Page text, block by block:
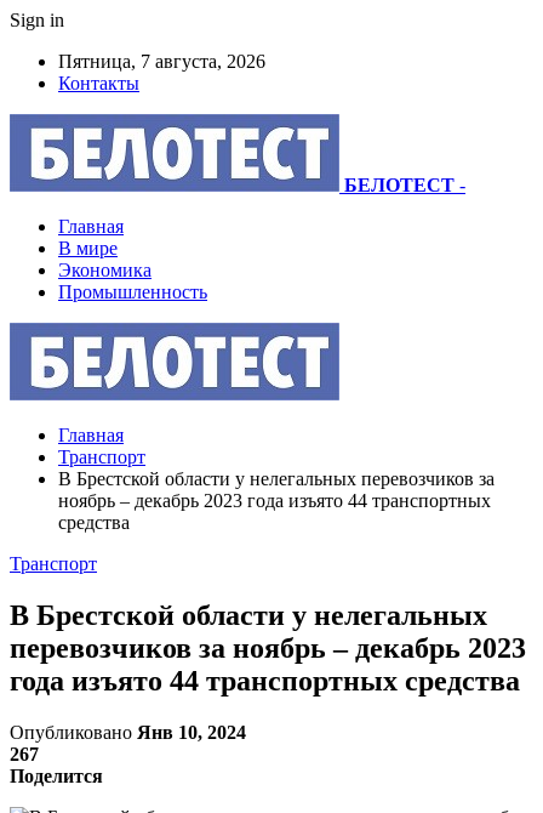
Sign in
Пятница, 7 августа, 2026
Контакты
БЕЛОТЕСТ -
Главная
В мире
Экономика
Промышленность
Главная
Транспорт
В Брестской области у нелегальных перевозчиков за
ноябрь – декабрь 2023 года изъято 44 транспортных
средства
Транспорт
В Брестской области у нелегальных
перевозчиков за ноябрь – декабрь 2023
года изъято 44 транспортных средства
Опубликовано Янв 10, 2024
267
Поделится